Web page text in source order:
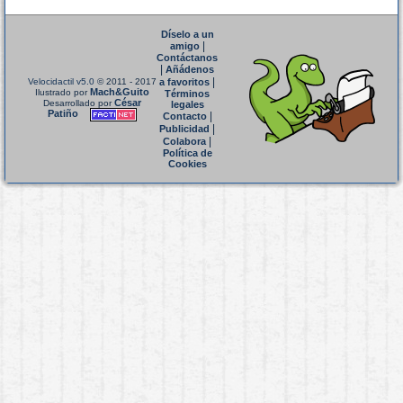
Velocidactil v5.0 © 2011 - 2017
Ilustrado porMach&Guito
Desarrollado porCésar
Patiño
Díselo a un
amigo|
Contáctanos
Añádenos
a favoritos
Términos
legales
Contacto|
Publicidad
Colabora|
Política de
Cookies